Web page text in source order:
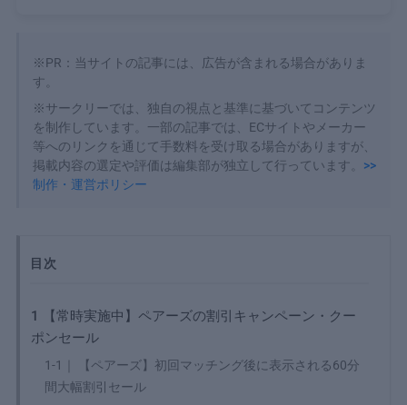
※PR：当サイトの記事には、広告が含まれる場合がありま
す。
※サークリーでは、独自の視点と基準に基づいてコンテンツ
を制作しています。一部の記事では、ECサイトやメーカー
等へのリンクを通じて手数料を受け取る場合がありますが、
掲載内容の選定や評価は編集部が独立して行っています。 >>
制作・運営ポリシー
目次
1
【常時実施中】ペアーズの割引キャンペーン・クー
ポンセール
1-1｜
【ペアーズ】初回マッチング後に表示される60分
間大幅割引セール